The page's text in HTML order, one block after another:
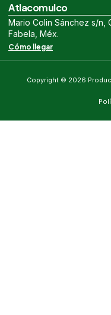
Atlacomulco
Mario Colin Sánchez s/n,
Fabela, Méx.
Cómo llegar
Copyright © 2026